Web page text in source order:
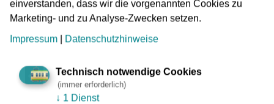
In die Wartehallen werden auf jedem Bahnsteig Notruf-
Fahrgast-Information integriert.
Die VGF erneuert außerdem im Bahnsteigbereich
Schachtdeckel und Entwässerung, montiert neue Stations-
Schilder, modernisiert die Beleuchtung, installiert eine
einverstanden, dass wir die vorgenannten Cookies zu
Marketing- und zu Analyse-Zwecken setzen.
Impressum | Datenschutzhinweise
Technisch notwendige Cookies
(immer erforderlich)
↓ 1 Dienst